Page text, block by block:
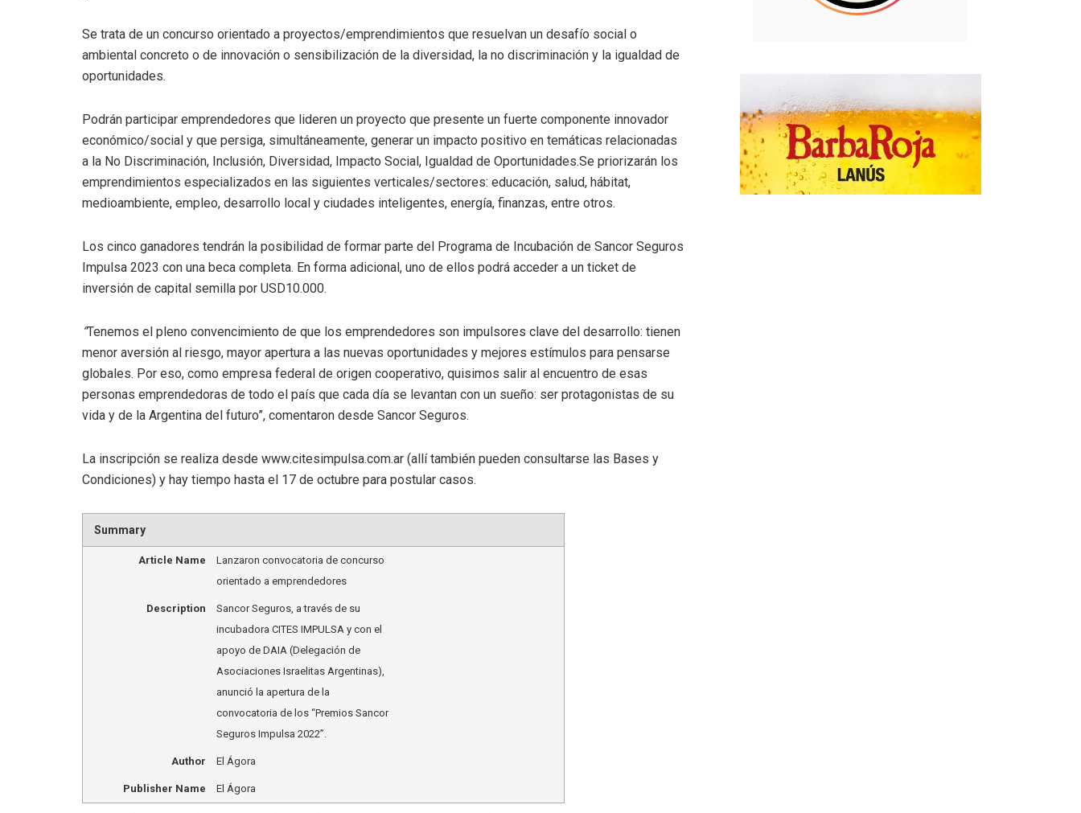
Se trata de un concurso orientado a proyectos/emprendimientos que resuelvan un desafío social o
ambiental concreto o de innovación o sensibilización de la diversidad, la no discriminación y la igualdad de
oportunidades.
Podrán participar emprendedores que lideren un proyecto que presente un fuerte componente innovador
económico/social y que persiga, simultáneamente, generar un impacto positivo en temáticas relacionadas
a la No Discriminación, Inclusión, Diversidad, Impacto Social, Igualdad de Oportunidades.Se priorizarán los
emprendimientos especializados en las siguientes verticales/sectores: educación, salud, hábitat,
medioambiente, empleo, desarrollo local y ciudades inteligentes, energía, finanzas, entre otros.
Los cinco ganadores tendrán la posibilidad de formar parte del Programa de Incubación de Sancor Seguros
Impulsa 2023 con una beca completa. En forma adicional, uno de ellos podrá acceder a un ticket de
inversión de capital semilla por USD10.000.
“Tenemos el pleno convencimiento de que los emprendedores son impulsores clave del desarrollo: tienen
menor aversión al riesgo, mayor apertura a las nuevas oportunidades y mejores estímulos para pensarse
globales. Por eso, como empresa federal de origen cooperativo, quisimos salir al encuentro de esas
personas emprendedoras de todo el país que cada día se levantan con un sueño: ser protagonistas de su
vida y de la Argentina del futuro”, comentaron desde Sancor Seguros.
La inscripción se realiza desde www.citesimpulsa.com.ar (allí también pueden consultarse las Bases y
Condiciones) y hay tiempo hasta el 17 de octubre para postular casos.
Summary
Article Name
Lanzaron convocatoria de concurso
orientado a emprendedores
Description
Sancor Seguros, a través de su
incubadora CITES IMPULSA y con el
apoyo de DAIA (Delegación de
Asociaciones Israelitas Argentinas),
anunció la apertura de la
convocatoria de los “Premios Sancor
Seguros Impulsa 2022”.
Author El Ágora
Publisher Name El Ágora